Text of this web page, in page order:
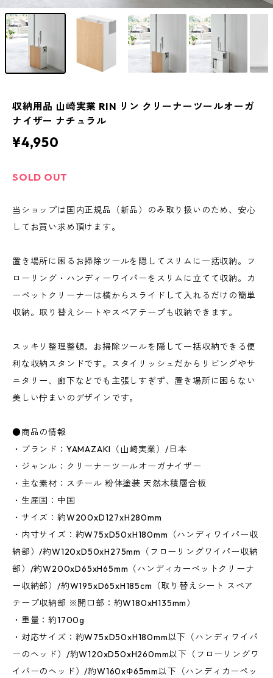
収納用品 山崎実業 RIN リン クリーナーツールオーガ
ナイザー ナチュラル
¥4,950
SOLD OUT
当ショップは国内正規品（新品）のみ取り扱いのため、安心
してお買い求め頂けます。
置き場所に困るお掃除ツールを隠してスリムに一括収納。フ
ローリング・ハンディーワイパーをスリムに立てて収納。カ
ーペットクリーナーは横からスライドして入れるだけの簡単
収納。取り替えシートやスペアテープも収納できます。
スッキリ整理整頓。お掃除ツールを隠して一括収納できる便
利な収納スタンドです。スタイリッシュだからリビングやサ
ニタリー、廊下などでも主張しすぎず、置き場所に困らない
美しい佇まいのデザインです。
●商品の情報
・ブランド：YAMAZAKI（山崎実業）/日本
・ジャンル：クリーナーツールオーガナイザー
・主な素材：スチール 粉体塗装 天然木積層合板
・生産国：中国
・サイズ：約W200xD127xH280mm
・内寸サイズ：約W75xD50xH180mm（ハンディワイパー収
納部）/約W120xD50xH275mm（フローリングワイパー収納
部）/約W200xD65xH65mm（ハンディカーペットクリーナ
ー収納部）/約W195xD65xH185cm（取り替えシート スペア
テープ収納部 ※開口部：約W180xH135mm）
・重量：約1700g
・対応サイズ：約W75xD50xH180mm以下（ハンディワイパ
ーのヘッド）/約W120xD50xH260mm以下（フローリングワ
イパーのヘッド）/約W160xΦ65mm以下（ハンディカーペッ